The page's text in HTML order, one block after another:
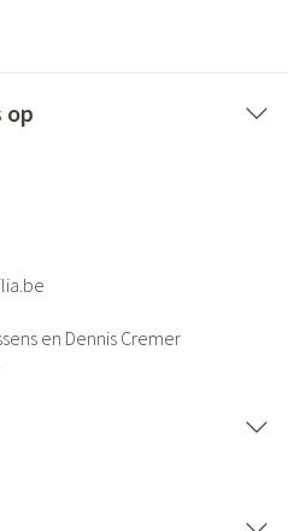
op
en Dennis Cremer